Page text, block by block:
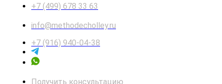
+7 (499) 678 33 63
info@methodecholley.ru
+7 (916) 940-04-38
Получить консультацию